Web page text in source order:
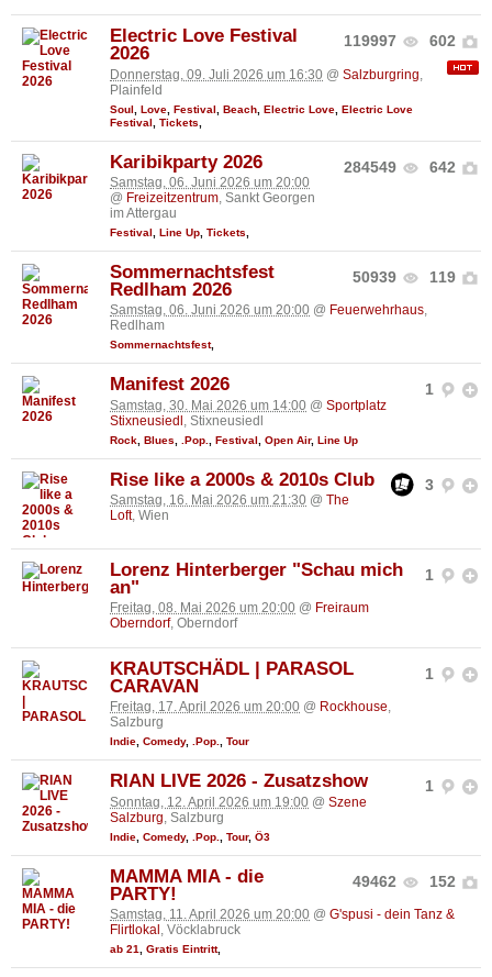
119997 602
Electric Love Festival
2026
Donnerstag, 09. Juli 2026 um 16:30 @ Salzburgring
Plainfeld
Soul Love Festival Beach Electric Love Electric Love
Festival
Tickets
284549 642
Karibikparty 2026
Samstag, 06. Juni 2026 um 20:00
@ Freizeitzentrum, Sankt Georgen
im Attergau
Festival Line Up Tickets
50939 119
Sommernachtsfest
Redlham 2026
Samstag, 06. Juni 2026 um 20:00 @ Feuerwehrhaus,
Redlham
Sommernachtsfest,
1
Manifest 2026
Samstag, 30. Mai 2026 um 14:00 @ Sportplatz
Stixneusiedl , Stixneusiedl
Rock Blues .Pop. Festival Open Air, Line Up
3
Rise like a 2000s & 2010s Club
Samstag, 16. Mai 2026 um 21:30 @ The
Loft, Wien
1
Lorenz Hinterberger "Schau mich
an"
Freitag, 08. Mai 2026 um 20:00 @ Freiraum
Oberndorf, Oberndorf
1
KRAUTSCHÄDL | PARASOL
CARAVAN
Freitag, 17. April 2026 um 20:00 @ Rockhouse,
Salzburg
Indie, Comedy, .Pop., Tour
1
RIAN LIVE 2026 - Zusatzshow
Sonntag, 12. April 2026 um 19:00 @ Szene
Salzburg , Salzburg
Indie Comedy, .Pop. Tour, Ö3
49462 152
MAMMA MIA - die
PARTY!
Samstag, 11. April 2026 um 20:00 @ G'spusi - dein Tanz &
Flirtlokal , Vöcklabruck
ab 21 Gratis Eintritt,